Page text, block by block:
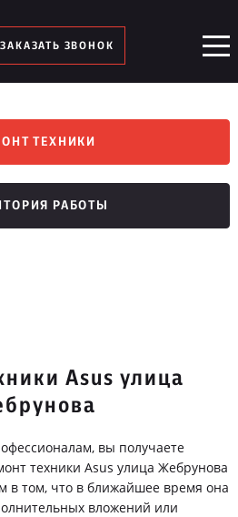
ЗАКАЗАТЬ ЗВОНОК
ТЕХНИКИ
РАБОТЫ
Asus улица
вы получаете
техники Asus улица Жебрунова
в том, что в ближайшее время она
вложений или